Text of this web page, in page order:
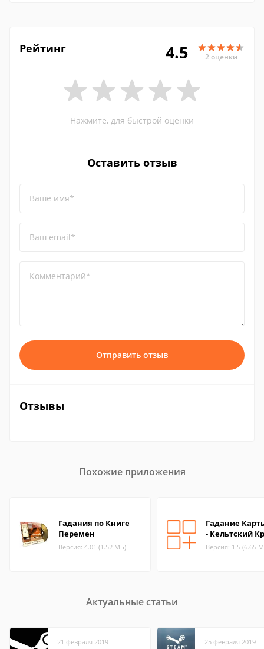
Рейтинг 4.5 2 оценки
Нажмите, для быстрой оценки
Оставить отзыв
Ваше имя*
Ваш email*
Комментарий*
Отправить отзыв
Отзывы
Похожие приложения
Гадания по Книге
Перемен
Версия: 4.01 (1.52 МБ)
Гадание
- Кельтский
Версия: 1.5 (6.65
Актуальные статьи
21 февраля 2019 25 февраля 2019